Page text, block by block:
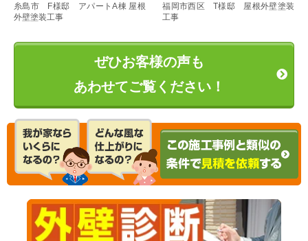
糸島市 F様邸 アパートA棟 屋根
外壁塗装工事
福岡市西区 T様邸 屋根外壁塗装
工事
ぜひお客様の声も
あわせてご覧ください！